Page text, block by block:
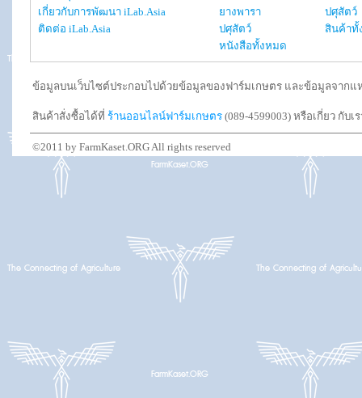
เกี่ยวกับการพัฒนา iLab.Asia
ติดต่อ iLab.Asia
ยางพารา
ปศุสัตว์
หนังสือทั้งหมด
ปศุสัตว์
สินค้าทั้
ข้อมูลบนเว็บไซต์ประกอบไปด้วยข้อมูลของฟาร์มเกษตร และข้อมูลจาก
สินค้าสั่งซื้อได้ที่ ร้านออนไลน์ฟาร์มเกษตร (089-4599003) หรือเกี่ยว กับเ
©2011 by FarmKaset.ORG All rights reserved